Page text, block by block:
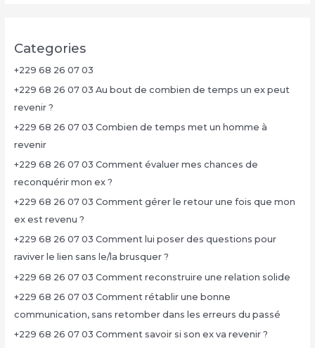
Categories
+229 68 26 07 03
+229 68 26 07 03 Au bout de combien de temps un ex peut
revenir ?
+229 68 26 07 03 Combien de temps met un homme à
revenir
+229 68 26 07 03 Comment évaluer mes chances de
reconquérir mon ex ?
+229 68 26 07 03 Comment gérer le retour une fois que mon
ex est revenu ?
+229 68 26 07 03 Comment lui poser des questions pour
raviver le lien sans le/la brusquer ?
+229 68 26 07 03 Comment reconstruire une relation solide
+229 68 26 07 03 Comment rétablir une bonne
communication, sans retomber dans les erreurs du passé
+229 68 26 07 03 Comment savoir si son ex va revenir ?